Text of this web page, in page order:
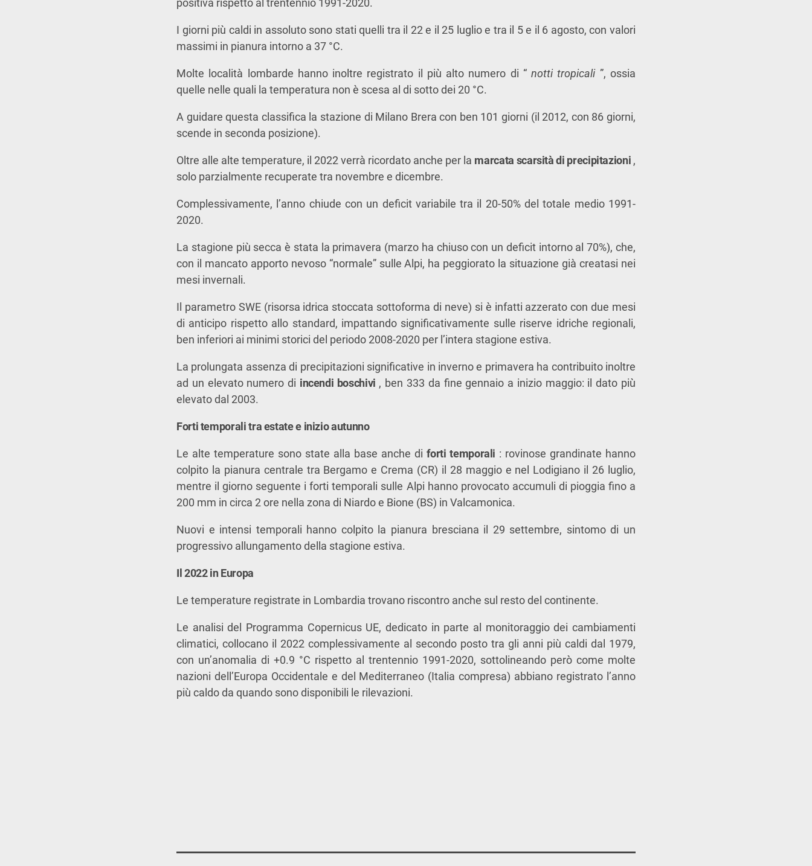
positiva rispetto al trentennio 1991-2020.
I giorni più caldi in assoluto sono stati quelli tra il 22 e il 25 luglio e tra il 5 e il 6 agosto, con valori
massimi in pianura intorno a 37 °C.
Molte località lombarde hanno inoltre registrato il più alto numero di “notti tropicali ”, ossia
quelle nelle quali la temperatura non è scesa al di sotto dei 20 °C.
A guidare questa classifica la stazione di Milano Brera con ben 101 giorni (il 2012, con 86 giorni,
scende in seconda posizione).
Oltre alle alte temperature, il 2022 verrà ricordato anche per la marcata scarsità di precipitazioni ,
solo parzialmente recuperate tra novembre e dicembre.
Complessivamente, l’anno chiude con un deficit variabile tra il 20-50% del totale medio 1991-
2020.
La stagione più secca è stata la primavera (marzo ha chiuso con un deficit intorno al 70%), che,
con il mancato apporto nevoso “normale” sulle Alpi, ha peggiorato la situazione già creatasi nei
mesi invernali.
Il parametro SWE (risorsa idrica stoccata sottoforma di neve) si è infatti azzerato con due mesi
di anticipo rispetto allo standard, impattando significativamente sulle riserve idriche regionali,
ben inferiori ai minimi storici del periodo 2008-2020 per l’intera stagione estiva.
La prolungata assenza di precipitazioni significative in inverno e primavera ha contribuito inoltre
ad un elevato numero di incendi boschivi , ben 333 da fine gennaio a inizio maggio: il dato più
elevato dal 2003.
Forti temporali tra estate e inizio autunno
Le alte temperature sono state alla base anche diforti temporali : rovinose grandinate hanno
colpito la pianura centrale tra Bergamo e Crema (CR) il 28 maggio e nel Lodigiano il 26 luglio,
mentre il giorno seguente i forti temporali sulle Alpi hanno provocato accumuli di pioggia fino a
200 mm in circa 2 ore nella zona di Niardo e Bione (BS) in Valcamonica.
Nuovi e intensi temporali hanno colpito la pianura bresciana il 29 settembre, sintomo di un
progressivo allungamento della stagione estiva.
Il 2022 in Europa
Le temperature registrate in Lombardia trovano riscontro anche sul resto del continente.
Le analisi del Programma Copernicus UE, dedicato in parte al monitoraggio dei cambiamenti
climatici, collocano il 2022 complessivamente al secondo posto tra gli anni più caldi dal 1979,
con un’anomalia di +0.9 °C rispetto al trentennio 1991-2020, sottolineando però come molte
nazioni dell’Europa Occidentale e del Mediterraneo (Italia compresa) abbiano registrato l’anno
più caldo da quando sono disponibili le rilevazioni.